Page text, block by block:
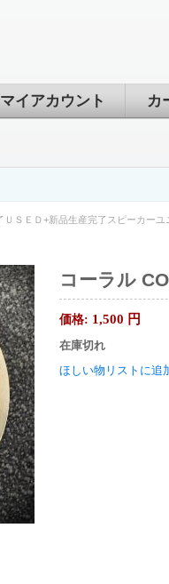
マイアカウント カ
ＵＳＥＤ+新品生産完了スピーカーユ
コーラル
価格: 1,500 円
在庫切れ
ほしい物リストに追